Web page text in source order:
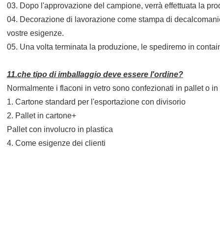
03. Dopo l'approvazione del campione, verrà effettuata la
04. Decorazione di lavorazione come stampa di
vostre esigenze.
05. Una volta terminata la produzione, le spediremo in
11.che tipo di imballaggio deve essere l'ordine?
Normalmente i flaconi in vetro sono confezionati in pallet o
1. Cartone standard per l'esportazione con divisorio
2. Pallet in cartone+
Pallet con involucro in plastica
4. Come esigenze dei clienti